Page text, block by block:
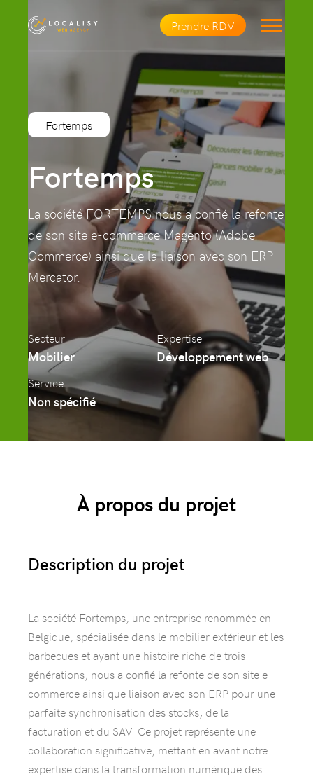
Prendre RDV
Fortemps
Fortemps
La société FORTEMPS nous a confié la refonte
de son site e-commerce Magento (Adobe
Commerce) ainsi que la liaison avec son ERP
Mercator.
Secteur
Mobilier
Expertise
Développement web
Service
Non spécifié
À propos du projet
Description du projet
La société Fortemps, une entreprise renommée en
Belgique, spécialisée dans le mobilier extérieur et les
barbecues et ayant une histoire riche de trois
générations, nous a confié la refonte de son site e-
commerce ainsi que liaison avec son ERP pour une
parfaite synchronisation des stocks, de la
facturation et du SAV. Ce projet représente une
collaboration significative, mettant en avant notre
expertise dans la transformation numérique des